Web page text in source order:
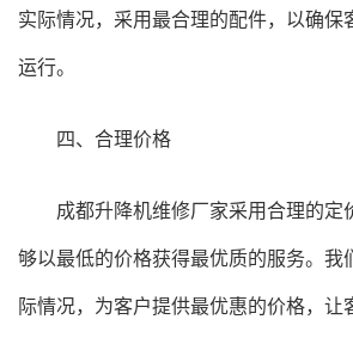
实际情况，采用最合理的配件，以确保
运行。
四、合理价格
成都升降机维修厂家采用合理的定
够以最低的价格获得最优质的服务。我
际情况，为客户提供最优惠的价格，让